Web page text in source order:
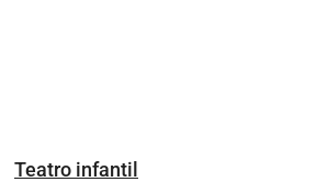
Teatro infantil